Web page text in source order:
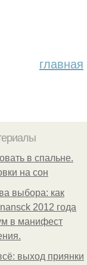
главная
в спальне.
на сон
выбора: как
2012 года
в манифест
выход приянки